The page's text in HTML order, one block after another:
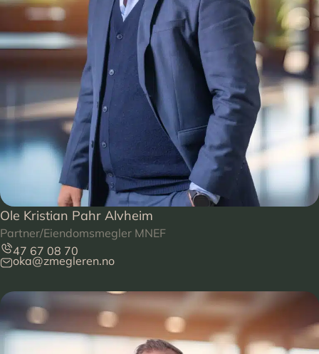
Ole Kristian Pahr Alvheim
Partner/Eiendomsmegler MNEF
47 67 08 70
oka@zmegleren.no